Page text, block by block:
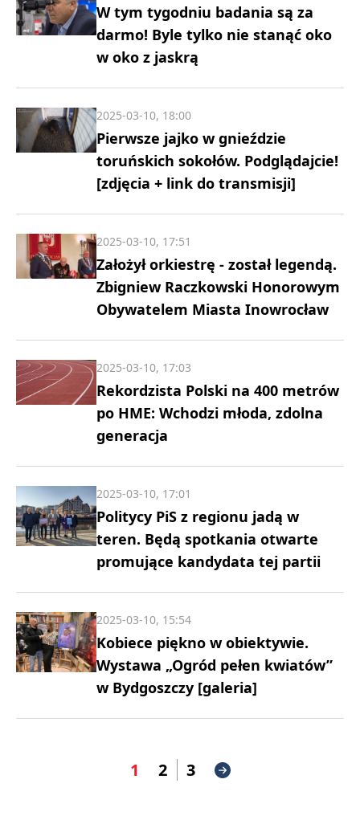
W tym tygodniu badania są za
darmo! Byle tylko nie stanąć oko
w oko z jaskrą
Pierwsze jajko w gnieździe
toruńskich sokołów. Podglądajcie!
[zdjęcia + link do transmisji]
2025-03-10, 18:00
Założył orkiestrę - został legendą.
Zbigniew Raczkowski Honorowym
Obywatelem Miasta Inowrocław
2025-03-10, 17:51
Rekordzista Polski na 400 metrów
po HME: Wchodzi młoda, zdolna
generacja
2025-03-10, 17:03
Politycy PiS z regionu jadą w
teren. Będą spotkania otwarte
promujące kandydata tej partii
2025-03-10, 17:01
Kobiece piękno w obiektywie.
Wystawa „Ogród pełen kwiatów”
w Bydgoszczy [galeria]
2025-03-10, 15:54
1 2 3